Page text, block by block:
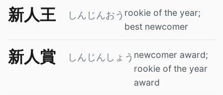
新人王 しんじんおう rookie of the year;
best newcomer
新人賞 しんじんしょう newcomer award;
rookie of the year
award